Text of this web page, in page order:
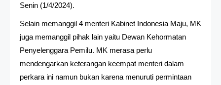
Senin (1/4/2024).
Selain memanggil 4 menteri Kabinet Indonesia Maju, MK
juga memanggil pihak lain yaitu Dewan Kehormatan
Penyelenggara Pemilu. MK merasa perlu
mendengarkan keterangan keempat menteri dalam
perkara ini namun bukan karena menuruti permintaan